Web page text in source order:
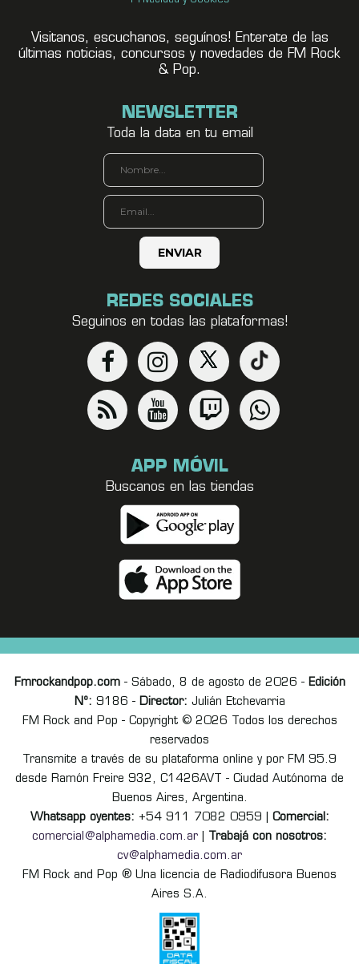
Visitanos, escuchanos, seguínos! Enterate de las
últimas noticias, concursos y novedades de FM Rock
& Pop.
NEWSLETTER
Toda la data en tu email
REDES SOCIALES
Seguinos en todas las plataformas!
APP MÓVIL
Buscanos en las tiendas
Fmrockandpop.com- Sábado, 8 de agosto de 2026 - Edición
Nº: 9186 - Director: Julián Etchevarria
FM Rock and Pop - Copyright © 2026 Todos los derechos
reservados
Transmite a través de su plataforma online y por FM 95.9
desde Ramón Freire 932, C1426AVT - Ciudad Autónoma de
Buenos Aires, Argentina.
Whatsapp oyentes: +54 911 7082 0959 | Comercial:
comercial@alphamedia.com.ar
Trabajá con nosotros:
cv@alphamedia.com.ar
FM Rock and Pop ® Una licencia de Radiodifusora Buenos
Aires S.A.